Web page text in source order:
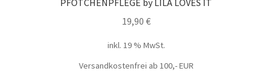
PFÖTCHENPFLEGE by LILA LOVES IT
19,90 €
inkl. 19 % MwSt.
Versandkostenfrei ab 100,- EUR